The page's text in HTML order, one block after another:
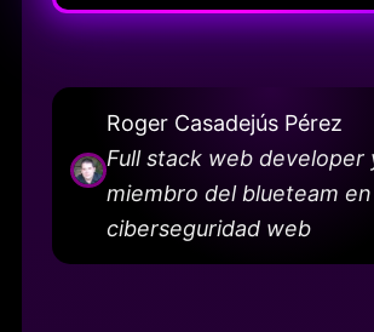
Roger Casadejús Pérez
Full stack web developer
miembro del blueteam en
ciberseguridad web